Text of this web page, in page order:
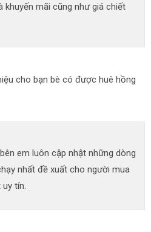
khuyến mãi cũng như giá chiết
cho bạn bè có được huê hồng
em luôn cập nhật những dòng
nhất đề xuất cho người mua
tín.